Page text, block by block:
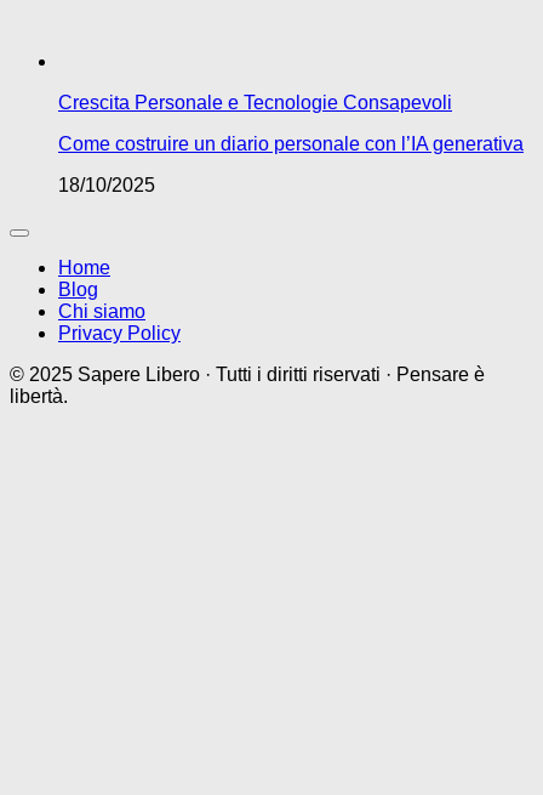
Crescita Personale e Tecnologie Consapevoli
Come costruire un diario personale con l’IA generativa
18/10/2025
Home
Blog
Chi siamo
Privacy Policy
© 2025 Sapere Libero · Tutti i diritti riservati · Pensare è
libertà.